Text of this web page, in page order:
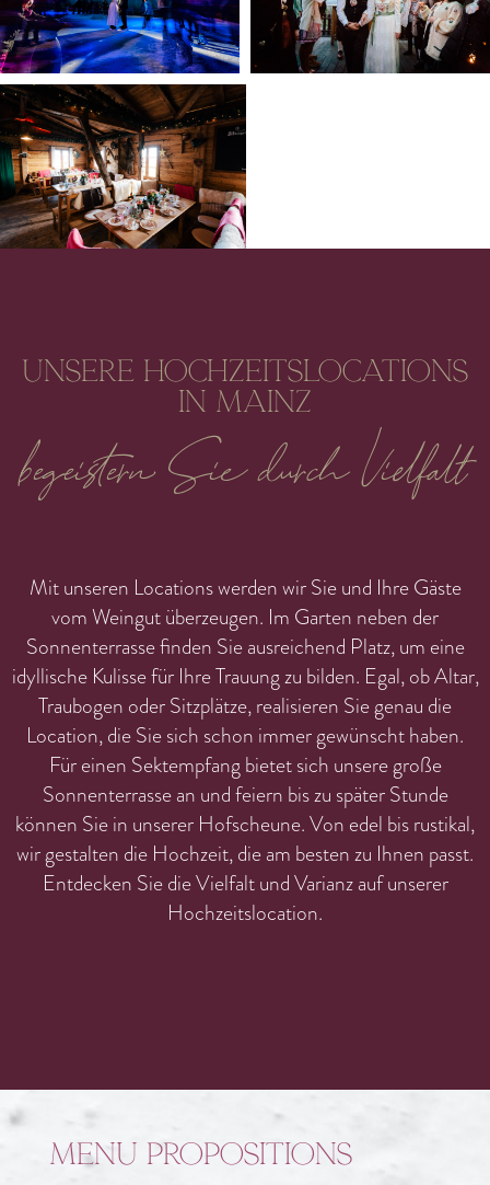
Unsere Hochzeitslocations
in Mainz
begeistern Sie durch Vielfalt
Mit unseren Locations werden wir Sie und Ihre Gäste
vom Weingut überzeugen. Im Garten neben der
Sonnenterrasse finden Sie ausreichend Platz, um eine
idyllische Kulisse für Ihre Trauung zu bilden. Egal, ob Altar,
Traubogen oder Sitzplätze, realisieren Sie genau die
Location, die Sie sich schon immer gewünscht haben.
Für einen Sektempfang bietet sich unsere große
Sonnenterrasse an und feiern bis zu später Stunde
können Sie in unserer Hofscheune. Von edel bis rustikal,
wir gestalten die Hochzeit, die am besten zu Ihnen passt.
Entdecken Sie die Vielfalt und Varianz auf unserer
Hochzeitslocation.
Menu propositions